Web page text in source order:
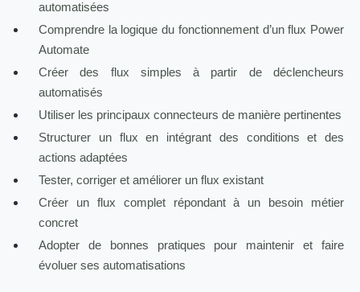
automatisées
Comprendre la logique du fonctionnement d’un flux Power
Automate
Créer des flux simples à partir de déclencheurs
automatisés
Utiliser les principaux connecteurs de manière pertinentes
Structurer un flux en intégrant des conditions et des
actions adaptées
Tester, corriger et améliorer un flux existant
Créer un flux complet répondant à un besoin métier
concret
Adopter de bonnes pratiques pour maintenir et faire
évoluer ses automatisations